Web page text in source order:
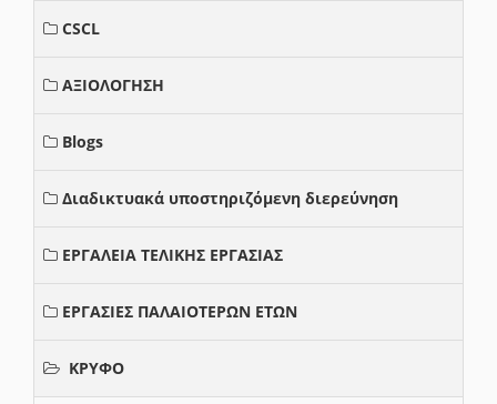
CSCL
ΑΞΙΟΛΟΓΗΣΗ
Blogs
Διαδικτυακά υποστηριζόμενη διερεύνηση
ΕΡΓΑΛΕΙΑ ΤΕΛΙΚΗΣ ΕΡΓΑΣΙΑΣ
ΕΡΓΑΣΙΕΣ ΠΑΛΑΙΟΤΕΡΩΝ ΕΤΩΝ
ΚΡΥΦΟ